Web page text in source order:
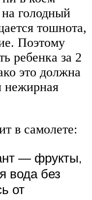
на голодный
тошнота,
Поэтому
ребенка за 2
это должна
нежирная
в самолете:
— фрукты,
вода без
от